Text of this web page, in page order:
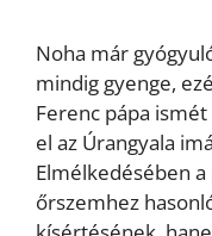
Noha már
mindig gyenge,
Ferenc pápa
el az Úrangyala
Elmélkedésében
őrszemhez